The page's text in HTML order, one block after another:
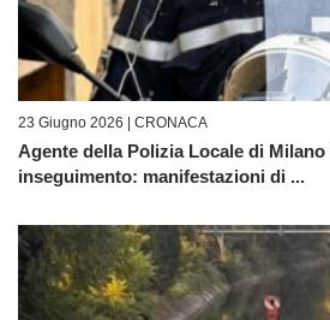
23 Giugno 2026 | CRONACA
Agente della Polizia Locale di
inseguimento: manifestazioni di ...